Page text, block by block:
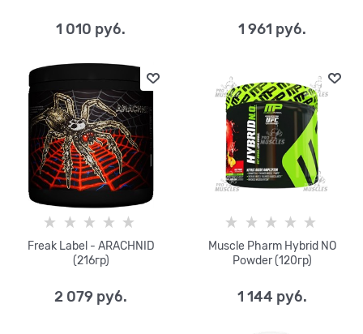
1 010 руб. 1 961 руб.
Freak Label - ARACHNID
(216гр)
2 079 руб.
Muscle Pharm Hybrid NO
Powder (120гр)
1 144 руб.